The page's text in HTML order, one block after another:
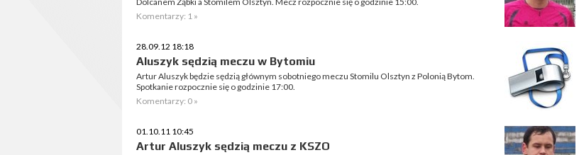
Komentarzy: 1 »
28.09.12 18:18
Aluszyk sędzią meczu w Bytomiu
Artur Aluszyk będzie sędzią głównym sobotniego meczu Stomilu Olsztyn z Polonią Bytom.
Spotkanie rozpocznie się o godzinie 17:00.
Komentarzy: 0 »
01.10.11 10:45
Artur Aluszyk sędzią meczu z KSZO